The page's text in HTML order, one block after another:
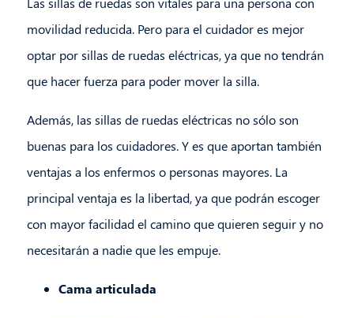
movilidad reducida. Pero para el cuidador es mejor
optar por sillas de ruedas eléctricas, ya que no tendrán
que hacer fuerza para poder mover la silla.
Además, las sillas de ruedas eléctricas no sólo son
buenas para los cuidadores. Y es que aportan también
ventajas a los enfermos o personas mayores. La
principal ventaja es la libertad, ya que podrán escoger
con mayor facilidad el camino que quieren seguir y no
necesitarán a nadie que les empuje.
Cama articulada